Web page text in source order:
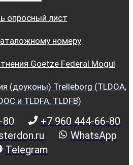
опросный лист
номеру
Goetze Federal Mogul
(доуконы) Trelleborg (TLDOA,
и TLDFA, TLDFB)
80
+7 960 444-66-80
WhatsApp
Telegram